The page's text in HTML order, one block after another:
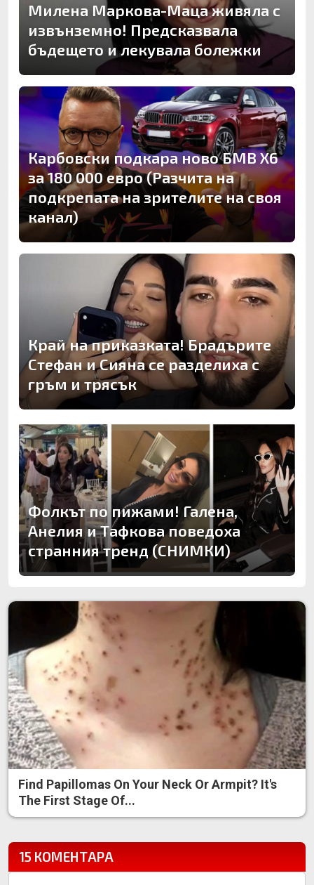
Милена Маркова-Маца живяла с
извънземно! Предсказвала
бъдещето и лекувала болежки
Карбовски подкара ново БМВ Х6
за 180 000 евро (Разчита на
подкрепата на зрителите на своя
канал)
Край на приказката! Брадърите
Стефан и Сияна се разделиха с
гръм и трясък
Фолкът по пижами! Галена,
Анелия и Тафкова поведоха
странния тренд (СНИМКИ)
Find Papillomas On Your Neck Or Armpit? It's
The First Stage Of...
15 КОМЕНТАРА